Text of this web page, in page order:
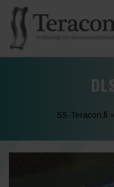
SS-Teracon.fi »